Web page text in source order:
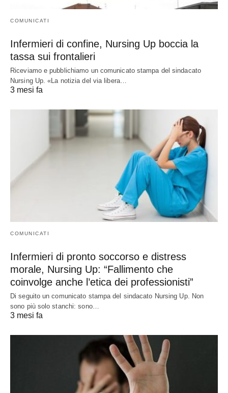
COMUNICATI
Infermieri di confine, Nursing Up boccia la
tassa sui frontalieri
Riceviamo e pubblichiamo un comunicato stampa del sindacato
Nursing Up. «La notizia del via libera…
3 mesi fa
COMUNICATI
Infermieri di pronto soccorso e distress
morale, Nursing Up: “Fallimento che
coinvolge anche l’etica dei professionisti”
Di seguito un comunicato stampa del sindacato Nursing Up. Non
sono più solo stanchi: sono…
3 mesi fa